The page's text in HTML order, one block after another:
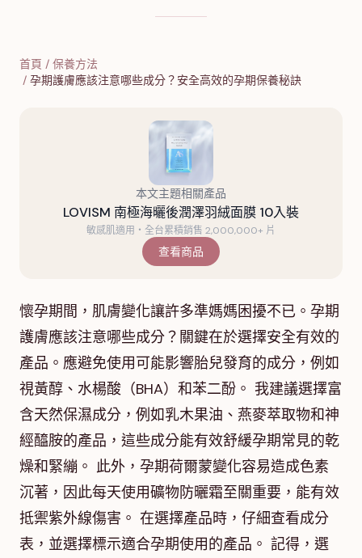
首頁 / 保養方法
/ 孕期護膚應該注意哪些成分？安全高效的孕期保養秘訣
本文主題相關產品
LOVISM 南極海曬後潤澤羽絨面膜 10入裝
敏感肌適用・全台累積銷售 2,000,000+ 片
查看商品
懷孕期間，肌膚變化讓許多準媽媽困擾不已。孕期
護膚應該注意哪些成分？關鍵在於選擇安全有效的
產品。應避免使用可能影響胎兒發育的成分，例如
視黃醇、水楊酸（BHA）和苯二酚。 我建議選擇富
含天然保濕成分，例如乳木果油、燕麥萃取物和神
經醯胺的產品，這些成分能有效舒緩孕期常見的乾
燥和緊繃。 此外，孕期荷爾蒙變化容易造成色素
沉著，因此每天使用礦物防曬霜至關重要，能有效
抵禦紫外線傷害。 在選擇產品時，仔細查看成分
表，並選擇標示適合孕期使用的產品。 記得，選